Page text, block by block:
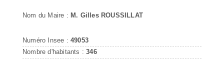
Nom du Maire : M. Gilles ROUSSILLAT
Numéro Insee : 49053
Nombre d'habitants :346